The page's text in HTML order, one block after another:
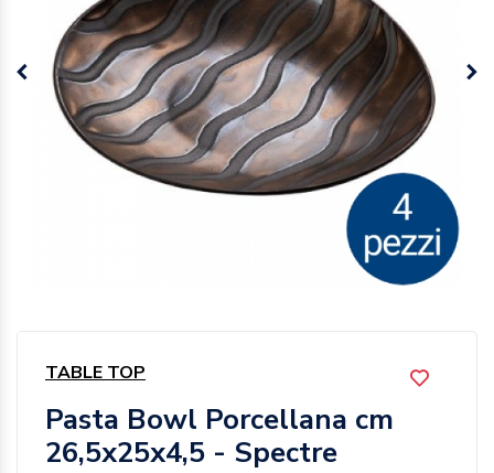
TABLE TOP
Pasta Bowl Porcellana cm
26,5x25x4,5 - Spectre